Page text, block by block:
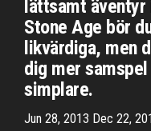
lättsamt
Stone Age bör
likvärdiga, men
dig mer
simplare.
Jun 28, 2013 Dec 22,